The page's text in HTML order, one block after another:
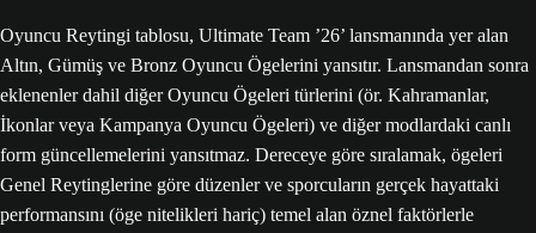
Oyuncu Reytingi tablosu, Ultimate Team ’26’ lansmanında yer alan
Altın, Gümüş ve Bronz Oyuncu Ögelerini yansıtır. Lansmandan sonra
eklenenler dahil diğer Oyuncu Ögeleri türlerini (ör. Kahramanlar,
İkonlar veya Kampanya Oyuncu Ögeleri) ve diğer modlardaki canlı
form güncellemelerini yansıtmaz. Dereceye göre sıralamak, ögeleri
Genel Reytinglerine göre düzenler ve sporcuların gerçek hayattaki
performansını (öge nitelikleri hariç) temel alan öznel faktörlerle